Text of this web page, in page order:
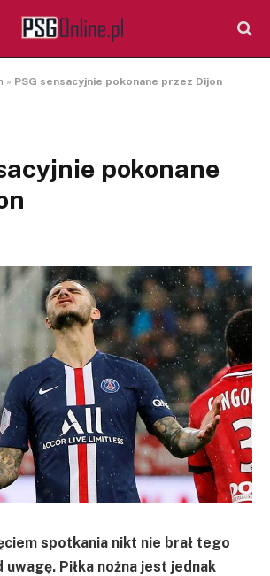
» PSG sensacyjnie pokonane przez Dijon
pokonane
spotkania nikt nie brał tego
Piłka nożna jest jednak